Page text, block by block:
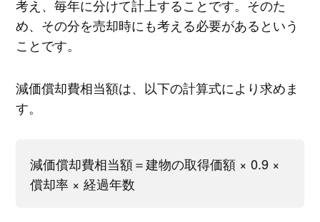
考え、毎年に分けて計上することです。そのた
め、その分を売却時にも考える必要があるという
ことです。
減価償却費相当額は、以下の計算式により求めま
す。
減価償却費相当額＝建物の取得価額 × 0.9 ×
償却率 × 経過年数